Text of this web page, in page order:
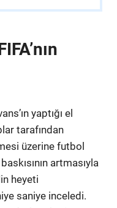
yaptığı el
tarafından
üzerine futbol
artmasıyla
heyeti
saniye inceledi.